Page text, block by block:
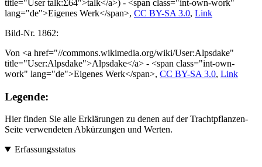
title="User talk:Σ64">talk</a>) - <span class="int-own-work"
lang="de">Eigenes Werk</span>, CC BY-SA 3.0, Link
Bild-Nr. 1862:
Von <a href="//commons.wikimedia.org/wiki/User:Alpsdake"
title="User:Alpsdake">Alpsdake</a> - <span class="int-own-
work" lang="de">Eigenes Werk</span>, CC BY-SA 3.0, Link
Legende:
Hier finden Sie alle Erklärungen zu denen auf der Trachtpflanzen-
Seite verwendeten Abkürzungen und Werten.
Erfassungsstatus